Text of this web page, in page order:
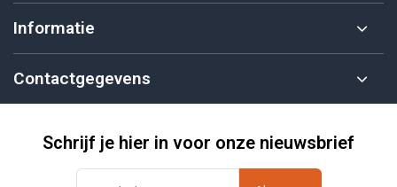
Informatie
Contactgegevens
Schrijf je hier in voor onze nieuwsbrief